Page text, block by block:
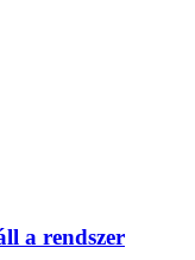
a rendszer